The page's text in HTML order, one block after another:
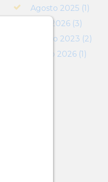
Agosto 2025 (1)
Abril 2026 (3)
Agosto 2023 (2)
Marzo 2026 (1)